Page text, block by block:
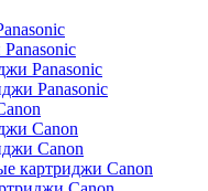
Panasonic
Panasonic
Canon
Canon
картриджи Canon